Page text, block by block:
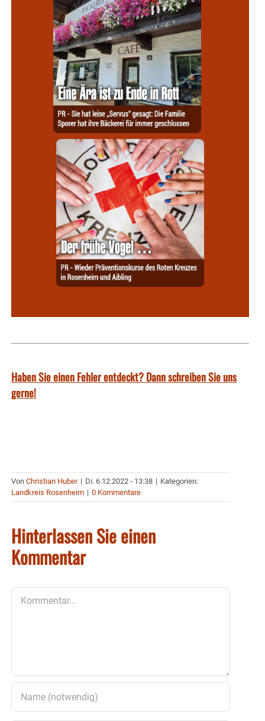
Haben Sie einen Fehler entdeckt? Dann schreiben Sie uns
gerne!
Von Christian Huber | Di. 6.12.2022 - 13:38 | Kategorien:
Landkreis Rosenheim | 0 Kommentare
Hinterlassen Sie einen
Kommentar